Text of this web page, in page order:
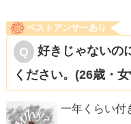
ベストアンサーあり
好きじゃないの
ください。(26歳・女
一年くらい付